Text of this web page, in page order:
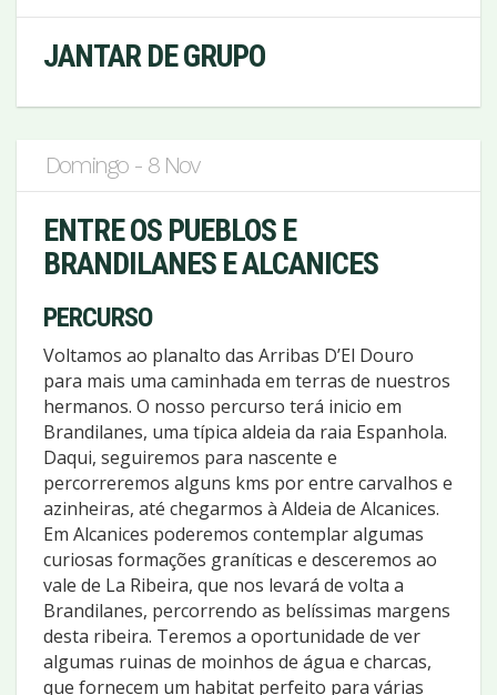
JANTAR DE GRUPO
Domingo - 8 Nov
ENTRE OS PUEBLOS E
BRANDILANES E ALCANICES
PERCURSO
Voltamos ao planalto das Arribas D’El Douro
para mais uma caminhada em terras de nuestros
hermanos. O nosso percurso terá inicio em
Brandilanes, uma típica aldeia da raia Espanhola.
Daqui, seguiremos para nascente e
percorreremos alguns kms por entre carvalhos e
azinheiras, até chegarmos à Aldeia de Alcanices.
Em Alcanices poderemos contemplar algumas
curiosas formações graníticas e desceremos ao
vale de La Ribeira, que nos levará de volta a
Brandilanes, percorrendo as belíssimas margens
desta ribeira. Teremos a oportunidade de ver
algumas ruinas de moinhos de água e charcas,
que fornecem um habitat perfeito para várias